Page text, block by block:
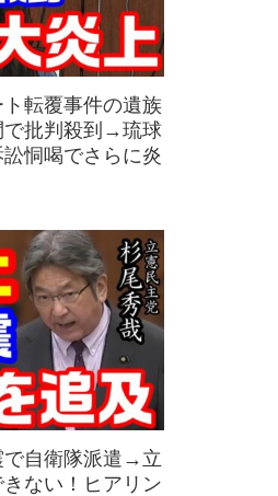
ト転覆事件の遺族
で批判殺到→琉球
恫喝でさらに炎
で自衛隊派遣→立
ない！ヒアリン